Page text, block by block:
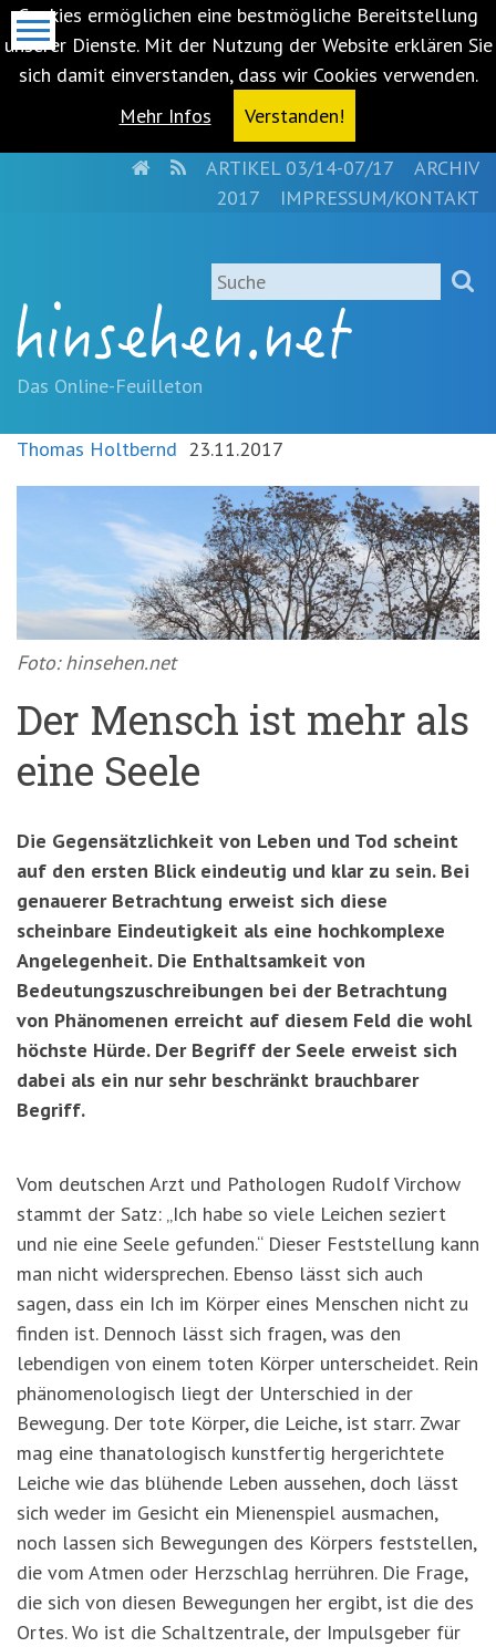
Cookies ermöglichen eine bestmögliche Bereitstellung
unserer Dienste. Mit der Nutzung der Website erklären Sie
sich damit einverstanden, dass wir Cookies verwenden.
Mehr Infos
Verstanden!
springen
(Accesskey
'1')Zur
springen
(Accesskey
'2')
HOMERSSARTIKEL 03/14-07/17
ARCHIV
2017
IMPRESSUM/KONTAKT
Suche
Das Online-Feuilleton
Thomas Holtbernd 23.11.2017
Foto: hinsehen.net
Der Mensch ist mehr als
eine Seele
Die Gegensätzlichkeit von Leben und Tod scheint
auf den ersten Blick eindeutig und klar zu sein. Bei
genauerer Betrachtung erweist sich diese
scheinbare Eindeutigkeit als eine hochkomplexe
Angelegenheit. Die Enthaltsamkeit von
Bedeutungszuschreibungen bei der Betrachtung
von Phänomenen erreicht auf diesem Feld die wohl
höchste Hürde. Der Begriff der Seele erweist sich
dabei als ein nur sehr beschränkt brauchbarer
Begriff.
Vom deutschen Arzt und Pathologen Rudolf Virchow
stammt der Satz: „Ich habe so viele Leichen seziert
und nie eine Seele gefunden.“ Dieser Feststellung kann
man nicht widersprechen. Ebenso lässt sich auch
sagen, dass ein Ich im Körper eines Menschen nicht zu
finden ist. Dennoch lässt sich fragen, was den
lebendigen von einem toten Körper unterscheidet. Rein
phänomenologisch liegt der Unterschied in der
Bewegung. Der tote Körper, die Leiche, ist starr. Zwar
mag eine thanatologisch kunstfertig hergerichtete
Leiche wie das blühende Leben aussehen, doch lässt
sich weder im Gesicht ein Mienenspiel ausmachen,
noch lassen sich Bewegungen des Körpers feststellen,
die vom Atmen oder Herzschlag herrühren. Die Frage,
die sich von diesen Bewegungen her ergibt, ist die des
Ortes. Wo ist die Schaltzentrale, der Impulsgeber für